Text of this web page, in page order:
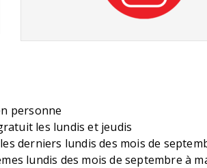
personne
les lundis et jeudis
derniers lundis des mois de
lundis des mois de septembre à